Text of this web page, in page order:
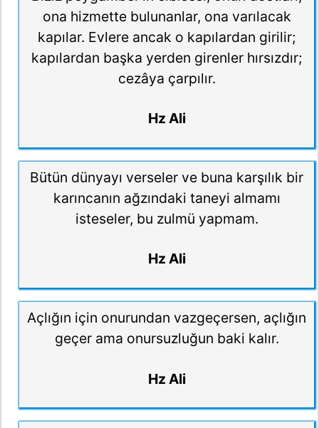
ona hizmette bulunanlar, ona varılacak
kapılar. Evlere ancak o kapılardan girilir;
kapılardan başka yerden girenler hırsızdır;
cezâya çarpılır.
Hz Ali
Bütün dünyayı verseler ve buna karşılık bir
karıncanın ağzındaki taneyi almamı
isteseler, bu zulmü yapmam.
Hz Ali
Açlığın için onurundan vazgeçersen, açlığın
geçer ama onursuzluğun baki kalır.
Hz Ali